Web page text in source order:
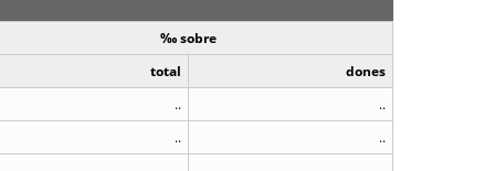
‰ sobre
total
dones
..
..
..
..